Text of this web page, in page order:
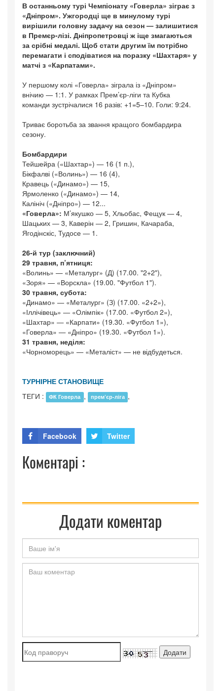
В останньому турі Чемпіонату «Говерла» зіграє з
«Дніпром». Ужгородці ще в минулому турі
вирішили головну задачу на сезон — залишитися
в Премєр-лізі. Дніпропетровці ж іще змагаються
за срібні медалі. Щоб стати другим їм потрібно
перемагати і сподіватися на поразку «Шахтаря» у
матчі з «Карпатами».
У першому колі «Говерла» зіграла із «Дніпром»
внічию — 1:1. У рамках Прем’єр-ліги та Кубка
команди зустрічалися 16 разів: +1=5–10. Голи: 9:24.
Триває боротьба за звання кращого бомбардира
сезону.
Бомбардири
Тейшейра («Шахтар») — 16 (1 п.),
Бікфалві («Волинь») — 16 (4),
Кравець («Динамо») — 15,
Ярмоленко («Динамо») — 14,
Калініч («Дніпро») — 12...
«Говерла»: М’якушко — 5, Хльобас, Фещук — 4,
Шацьких — 3, Каверін — 2, Гришин, Качараба,
Ягодінскіс, Тудосе — 1.
26-й тур (заключний)
29 травня, п’ятниця:
«Волинь» — «Металург» (Д) (17.00. "2+2"),
«Зоря» — «Ворскла» (19.00. "Футбол 1").
30 травня, субота:
«Динамо» — «Металург» (З) (17.00. «2+2»),
«Іллічівець» — «Олімпік» (17.00. «Футбол 2»),
«Шахтар» — «Карпати» (19.30. «Футбол 1»),
«Говерла» — «Дніпро» (19.30. «Футбол 1»).
31 травня, неділя:
«Чорноморець» — «Металіст» — не відбудеться.
ТУРНІРНЕ СТАНОВИЩЕ
ТЕГИ :
ФК Говерла , прем’єр-ліга ,
Facebook Twitter
Коментарі :
Додати коментар